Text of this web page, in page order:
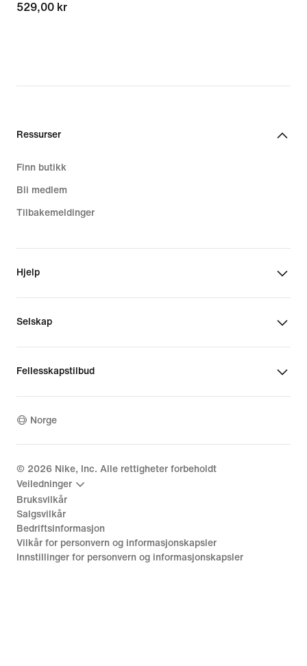
529,00 kr
529,00 kr
Ressurser
Finn butikk
Bli medlem
Tilbakemeldinger
Hjelp
Selskap
Fellesskapstilbud
Norge
© 2026 Nike, Inc. Alle rettigheter forbeholdt
Veiledninger
Bruksvilkår
Salgsvilkår
Bedriftsinformasjon
Vilkår for personvern og informasjonskapsler
Innstillinger for personvern og informasjonskapsler